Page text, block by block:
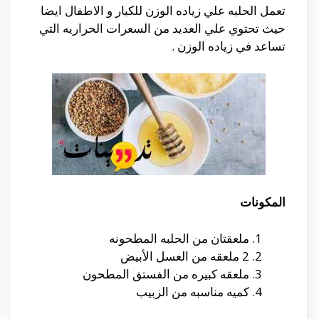
تعمل الحلبه علي زياده الوزن للكبار و الاطفال ايضا
حيث تحتوي علي العديد من السعرات الحراريه التي
تساعد في زياده الوزن .
المكونات
ملعقتان من الحلبه المطحونه
2 ملعقه من العسل الأبيض
ملعقه كبيره من الفستق المطحون
كميه مناسبه من الزبيب